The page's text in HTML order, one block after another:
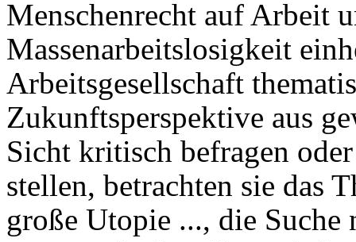
Menschenrecht auf Arbeit
Massenarbeitslosigkeit
Arbeitsgesellschaft
Zukunftsperspektive aus
Sicht kritisch befragen
stellen, betrachten sie das
große Utopie ..., die Suche